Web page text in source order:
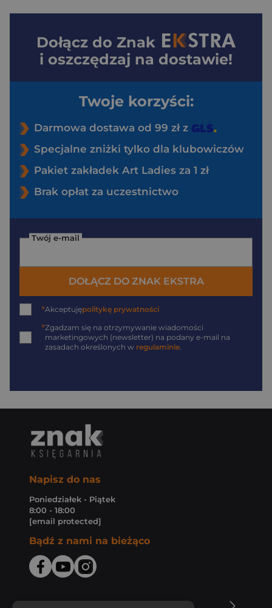
Dołącz do Znak
i oszczędzaj na dostawie!
Twoje korzyści:
Darmowa dostawa od 99 zł z
Specjalne zniżki tylko dla klubowiczów
Pakiet zakładek Art Ladies za 1 zł
Brak opłat za uczestnictwo
Twój e-mail
DOŁĄCZ DO ZNAK EKSTRA
*Akceptujępolitykę prywatności
*Zgadzam się na otrzymywanie wiadomości
marketingowych (newsletter) na podany e-mail na
zasadach określonych w regulaminie.
Napisz do nas
Poniedziałek - Piątek
8:00 - 18:00
[email protected]
Bądź z nami na bieżąco